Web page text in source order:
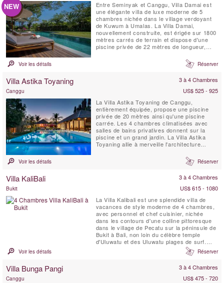
NEW
Entre Seminyak et Canggu, Villa Damai est
une élégante villa de luxe moderne de 5
chambres nichée dans le village verdoyant
de Kuwum à Umalas. La Villa Damai,
nouvellement construite, est érigée sur 1800
mètres carrés de terrain et dispose d'une
piscine privée de 22 mètres de longueur,
surplombant des champs de riz naturels.
Voir les détails Réserver
Villa Astika Toyaning 3 à 4 Chambres
Canggu
US$ 525 - 925
La Villa Astika Toyaning de Canggu,
entièrement équipée, propose une piscine
privée de 20 mètres ainsi qu'une piscine
carrée. Les 4 chambres climatisées avec
salles de bains privatives donnent sur la
piscine et un grand jardin. La Villa Astika
Toyaning allie à merveille l'architecture
offre la retraite idéale pour les grandes
familles ou les groupes d'amis. Elle se
Voir les détails Réserver
Villa KaliBali 3 à 4 Chambres
Bukit
US$ 615 - 1080
La Villa Kalibali est une splendide villa de
vacances de style moderne de 4 chambres,
avec personnel et chef cuisinier, nichée
dans les contours d'une colline pittoresque
dans le village de Pecatu sur la péninsule de
Bukit à Bali, non loin du célèbre temple
d'Uluwatu et des Uluwatu plages de surf.
Située dans un jardin spacieux, la Villa
KaliBali offre des vues panoramiques
grande partie de la côte ouest de Bali. Les
Voir les détails Réserver
Villa Bunga Pangi 3 à 4 Chambres
Canggu
US$ 475 - 720